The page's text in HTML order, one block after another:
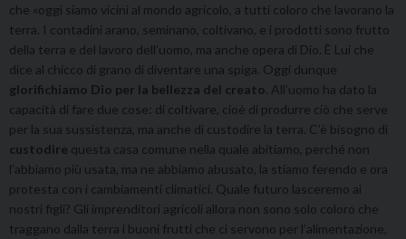
che «oggi siamo vicini al mondo agricolo, a tutti coloro che lavorano la
terra. I contadini arano, seminano, coltivano, e i prodotti sono frutto
della terra e del lavoro dell’uomo, ma anche opera di Dio. È Lui che
dice al chicco di grano di diventare una spiga. Oggi dunque
glorifichiamo Dio per la bellezza del creato . All’uomo ha dato la
capacità di fare due cose: di coltivare, cioè di produrre ciò che serve
per la sua sussistenza, ma anche di custodire la terra. C’è bisogno di
custodire questa casa comune nella quale abitiamo, perché non
l’abbiamo più usata, ma ne abbiamo abusato, la stiamo ferendo e ora
protesta con i cambiamenti climatici. Quale futuro lasceremo ai
nostri figli? Gli imprenditori agricoli allora non sono solo coloro che
traggano dalla terra i buoni frutti che ci servono per l’alimentazione,